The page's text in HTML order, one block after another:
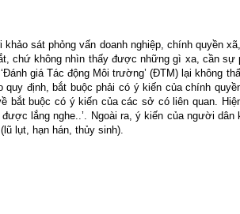
sát phỏng vấn doanh nghiệp, chính quyền
chứ không nhìn thấy được những gì xa, cần sự
giá Tác động Môi trường’ (ĐTM) lại không
định, bắt buộc phải có ý kiến của chính
bắt buộc có ý kiến của các sở có liên quan.
lắng nghe..’. Ngoài ra, ý kiến của người dân
lụt, hạn hán, thủy sinh).